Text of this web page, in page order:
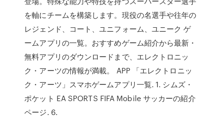
を軸にチームを構築します。現役の名選手や往年の
レジェンド、コート、ユニフォーム、ユニーク ゲ
ームアプリの一覧。おすすめゲーム紹介から最新・
無料アプリのダウンロードまで、エレクトロニッ
ク・アーツの情報が満載。 APP 「エレクトロニッ
ク・アーツ」スマホゲームアプリ一覧. 1. シムズ・
ポケット EA SPORTS FIFA Mobile サッカーの紹介
ページ. 6.